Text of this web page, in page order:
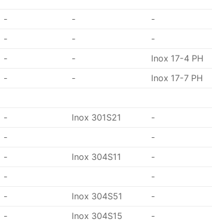
- -
-
- -
-
- -
Inox 17-4 PH
- -
Inox 17-7 PH
- Inox 301S21
-
-
-
- Inox 304S11
-
-
-
- Inox 304S51
-
- Inox 304S15
-